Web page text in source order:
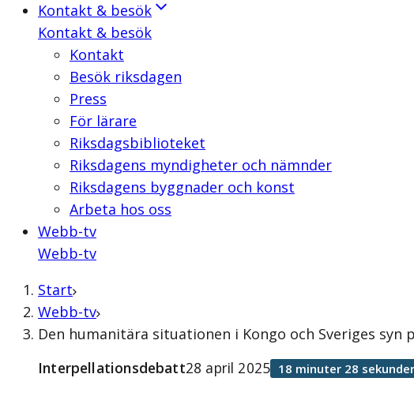
Kontakt & besök
Kontakt & besök
Kontakt
Besök riksdagen
Press
För lärare
Riksdagsbiblioteket
Riksdagens myndigheter och nämnder
Riksdagens byggnader och konst
Arbeta hos oss
Webb-tv
Webb-tv
Start
Webb-tv
Den humanitära situationen i Kongo och Sveriges
Interpellationsdebatt28 april 2025 18 minuter 28 sekunder